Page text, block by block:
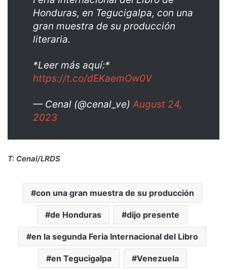
Honduras, en Tegucigalpa, con una
gran muestra de su producción
literaria.
*Leer más aquí:*
https://t.co/dEKaemOw0V
— Cenal (@cenal_ve)August 24,
2023
T: Cenal/LRDS
con una gran muestra de su producción
de Honduras dijo presente
en la segunda Feria Internacional del Libro
en Tegucigalpa Venezuela